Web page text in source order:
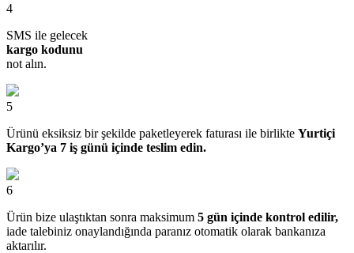
4
SMS ile gelecek
kargo kodunu
not alın.
5
Ürünü eksiksiz bir şekilde paketleyerek faturası ile birlikte Yurtiçi
Kargo’ya 7 iş günü içinde teslim edin.
6
Ürün bize ulaştıktan sonra maksimum 5 gün içinde kontrol edilir,
iade talebiniz onaylandığında paranız otomatik olarak bankanıza
aktarılır.